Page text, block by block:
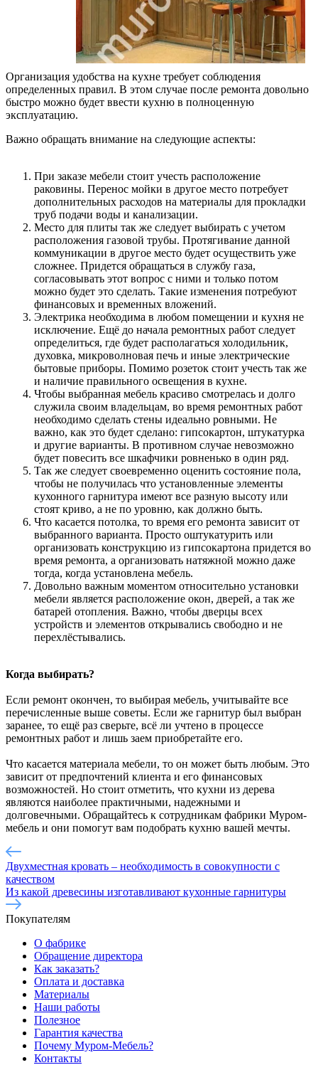
Организация удобства на кухне требует соблюдения
определенных правил. В этом случае после ремонта довольно
быстро можно будет ввести кухню в полноценную
эксплуатацию.
Важно обращать внимание на следующие аспекты:
При заказе мебели стоит учесть расположение
раковины. Перенос мойки в другое место потребует
дополнительных расходов на материалы для прокладки
труб подачи воды и канализации.
Место для плиты так же следует выбирать с учетом
расположения газовой трубы. Протягивание данной
коммуникации в другое место будет осуществить уже
сложнее. Придется обращаться в службу газа,
согласовывать этот вопрос с ними и только потом
можно будет это сделать. Такие изменения потребуют
финансовых и временных вложений.
Электрика необходима в любом помещении и кухня не
исключение. Ещё до начала ремонтных работ следует
определиться, где будет располагаться холодильник,
духовка, микроволновая печь и иные электрические
бытовые приборы. Помимо розеток стоит учесть так же
и наличие правильного освещения в кухне.
Чтобы выбранная мебель красиво смотрелась и долго
служила своим владельцам, во время ремонтных работ
необходимо сделать стены идеально ровными. Не
важно, как это будет сделано: гипсокартон, штукатурка
и другие варианты. В противном случае невозможно
будет повесить все шкафчики ровненько в один ряд.
Так же следует своевременно оценить состояние пола,
чтобы не получилась что установленные элементы
кухонного гарнитура имеют все разную высоту или
стоят криво, а не по уровню, как должно быть.
Что касается потолка, то время его ремонта зависит от
выбранного варианта. Просто оштукатурить или
организовать конструкцию из гипсокартона придется во
время ремонта, а организовать натяжной можно даже
тогда, когда установлена мебель.
Довольно важным моментом относительно установки
мебели является расположение окон, дверей, а так же
батарей отопления. Важно, чтобы дверцы всех
устройств и элементов открывались свободно и не
перехлёстывались.
Когда выбирать?
Если ремонт окончен, то выбирая мебель, учитывайте все
перечисленные выше советы. Если же гарнитур был выбран
заранее, то ещё раз сверьте, всё ли учтено в процессе
ремонтных работ и лишь заем приобретайте его.
Что касается материала мебели, то он может быть любым. Это
зависит от предпочтений клиента и его финансовых
возможностей. Но стоит отметить, что кухни из дерева
являются наиболее практичными, надежными и
долговечными. Обращайтесь к сотрудникам фабрики Муром-
мебель и они помогут вам подобрать кухню вашей мечты.
Двухместная кровать – необходимость в совокупности с
качеством
Из какой древесины изготавливают кухонные гарнитуры
Покупателям
О фабрике
Обращение директора
Как заказать?
Оплата и доставка
Материалы
Наши работы
Полезное
Гарантия качества
Почему Муром-Мебель?
Контакты